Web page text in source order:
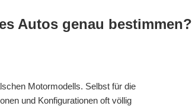
Autos genau bestimmen?
Motormodells. Selbst für die
und Konfigurationen oft völlig